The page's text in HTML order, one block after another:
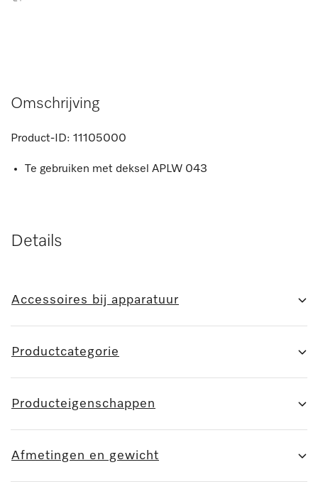
Omschrijving
Product-ID: 11105000
Te gebruiken met deksel APLW 043
Details
Accessoires bij apparatuur
Productcategorie
Producteigenschappen
Afmetingen en gewicht